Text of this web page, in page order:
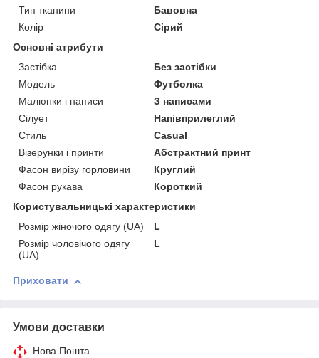
Тип тканини
Бавовна
Колір
Сірий
Основні атрибути
Застібка
Без застібки
Модель
Футболка
Малюнки і написи
З написами
Сілует
Напівприлеглий
Стиль
Casual
Візерунки і принти
Абстрактний принт
Фасон вирізу горловини
Круглий
Фасон рукава
Короткий
Користувальницькі характеристики
Розмір жіночого одягу (UA)
L
Розмір чоловічого одягу
(UA)
L
Приховати
Умови доставки
Нова Пошта